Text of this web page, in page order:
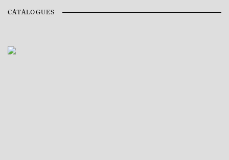
CATALOGUES